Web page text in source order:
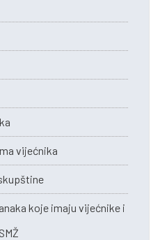
vijećnika
koje imaju vijećnike i